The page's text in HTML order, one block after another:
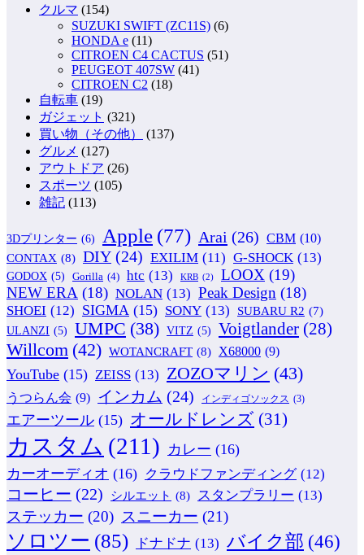
クルマ (154)
SUZUKI SWIFT (ZC11S) (6)
HONDA e (11)
CITROEN C4 CACTUS (51)
PEUGEOT 407SW (41)
CITROEN C2 (18)
自転車 (19)
ガジェット (321)
買い物（その他）
(137)
グルメ (127)
アウトドア (26)
スポーツ (105)
雑記 (113)
3Dプリンター (6) Apple (77) Arai (26) CBM (10)
CONTAX (8) DIY (24) EXILIM (11) G-SHOCK (13)
GODOX (5) Gorilla (4) htc (13) KRB (2) LOOX (19)
NEW ERA (18) NOLAN (13) Peak Design (18)
SHOEI (12) SIGMA (15) SONY (13) SUBARU R2 (7)
ULANZI (5) UMPC (38) VITZ (5) Voigtlander (28)
Willcom (42) WOTANCRAFT (8) X68000 (9)
YouTube (15) ZEISS (13) ZOZOマリン (43)
うつらん会 (9) インカム (24) インディゴソックス (3)
エアーツール (15) オールドレンズ (31)
カスタム (211) カレー (16)
カーオーディオ (16) クラウドファンディング (12)
コーヒー (22) シルエット (8) スタンプラリー (13)
ステッカー (20) スニーカー (21)
ソロツー (85) ドナドナ (13) バイク部 (46)